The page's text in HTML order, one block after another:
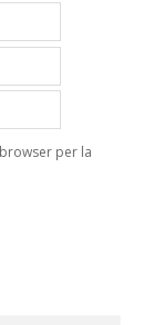
per la